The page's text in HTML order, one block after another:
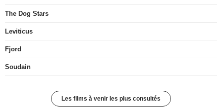
The Dog Stars
Leviticus
Fjord
Soudain
Les films à venir les plus consultés